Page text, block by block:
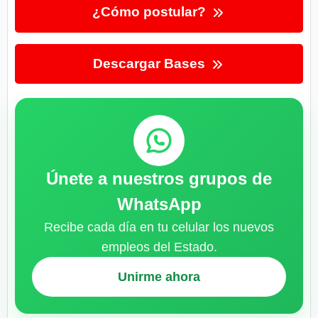
¿Cómo postular?
Descargar Bases
Únete a nuestros grupos de
WhatsApp
Recibe cada día en tu celular los nuevos
empleos del Estado.
Unirme ahora